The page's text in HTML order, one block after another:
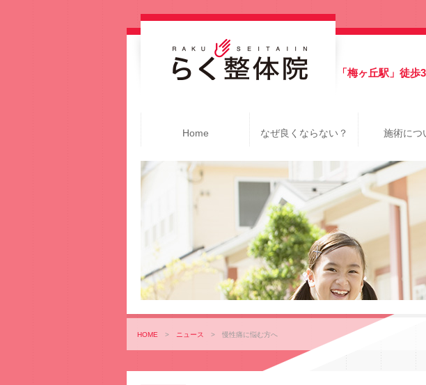
「梅ヶ丘駅」徒歩
Home なぜ良くならない？ 施術につ
HOME > ニュース > 慢性痛に悩む方へ